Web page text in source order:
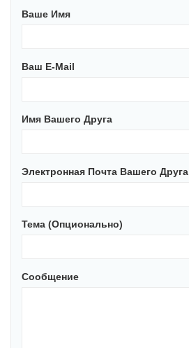
Ваше Имя
Ваш E-Mail
Имя Вашего Друга
Электронная Почта Вашего Друга
Тема (опционально)
Сообщение